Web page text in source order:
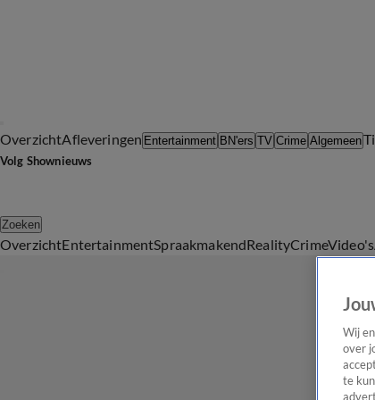
OverzichtAfleveringen Entertainment BN'ers TV Crime Algemeen
Volg Shownieuws
Zoeken
OverzichtEntertainmentSpraakmakendRealityCrimeVideo's
Wij
over
te